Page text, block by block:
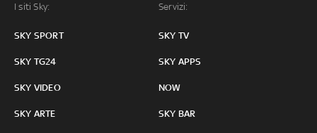
I siti Sky:
SKY SPORT
SKY TG24
SKY VIDEO
SKY ARTE
Servizi:
SKY TV
SKY APPS
NOW
SKY BAR